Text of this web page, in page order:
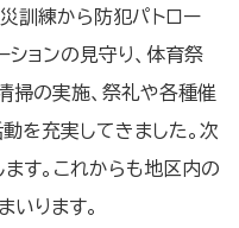
訓練から防犯パトロー
ションの見守り、体育祭
掃の実施、祭礼や各種催
を充実してきました。次
す。これからも地区内の
いります。